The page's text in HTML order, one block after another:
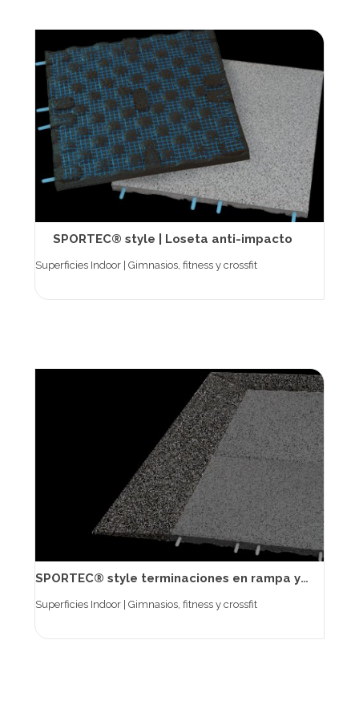
SPORTEC® style | Loseta anti-impacto
Superficies Indoor | Gimnasios, fitness y crossfit
SPORTEC® style terminaciones en rampa y esquineros
Superficies Indoor | Gimnasios, fitness y crossfit